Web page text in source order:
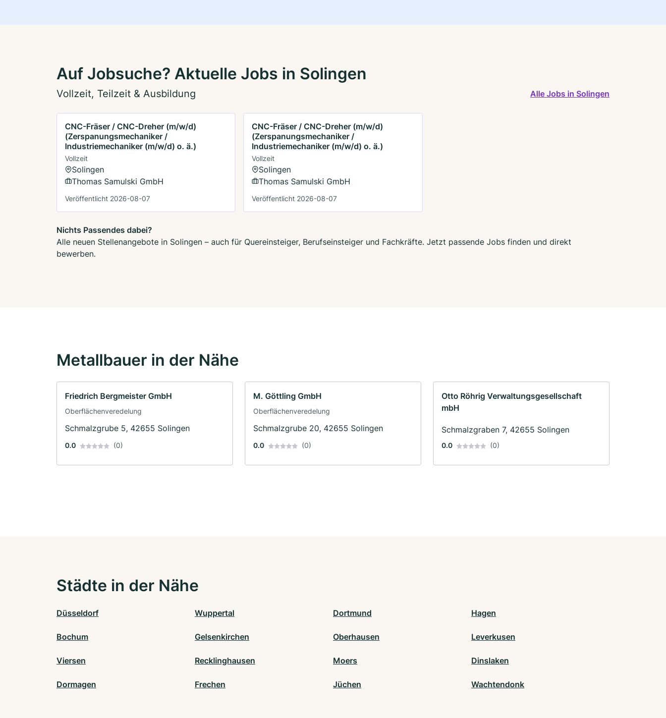
Auf Jobsuche? Aktuelle Jobs in Solingen
Vollzeit, Teilzeit & Ausbildung Alle Jobs in Solingen
CNC-Fräser / CNC-Dreher (m/w/d)
(Zerspanungsmechaniker /
Industriemechaniker (m/w/d) o. ä.)
Vollzeit
Solingen
Thomas Samulski GmbH
Veröffentlicht 2026-08-07
CNC-Fräser / CNC-Dreher (m/w/d)
(Zerspanungsmechaniker /
Industriemechaniker (m/w/d) o. ä.)
Vollzeit
Solingen
Thomas Samulski GmbH
Veröffentlicht 2026-08-07
Nichts Passendes dabei?
Alle neuen Stellenangebote in Solingen – auch für Quereinsteiger, Berufseinsteiger und Fachkräfte. Jetzt passende Jobs finden und direkt
bewerben.
Metallbauer in der Nähe
Friedrich Bergmeister GmbH
Oberflächenveredelung
Schmalzgrube 5, 42655 Solingen
0.0 (0)
M. Göttling GmbH
Oberflächenveredelung
Schmalzgrube 20, 42655 Solingen
0.0 (0)
Otto Röhrig Verwaltungsgesellschaft
mbH
Schmalzgraben 7, 42655 Solingen
0.0 (0)
Städte in der Nähe
Düsseldorf Wuppertal Dortmund Hagen
Bochum Gelsenkirchen Oberhausen Leverkusen
Viersen Recklinghausen Moers Dinslaken
Dormagen Frechen Jüchen Wachtendonk